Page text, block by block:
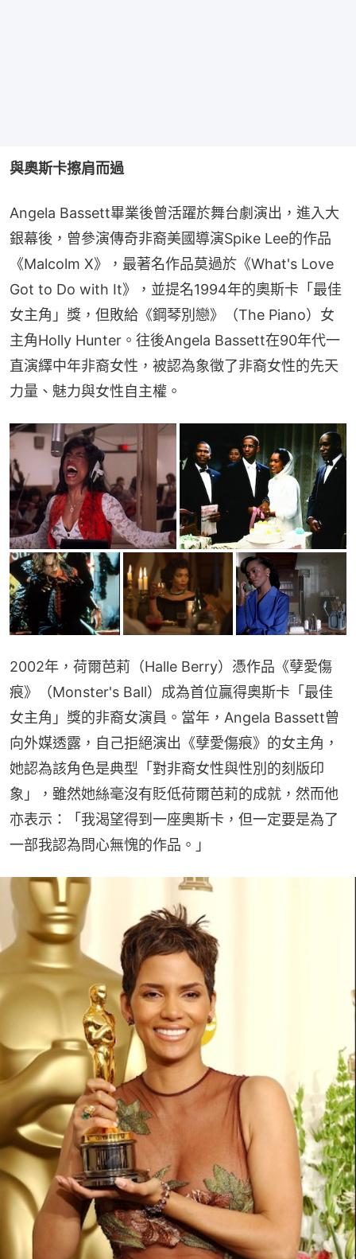
與奧斯卡擦肩而過
Angela Bassett畢業後曾活躍於舞台劇演出，進入大
銀幕後，曾參演傳奇非裔美國導演Spike Lee的作品
《Malcolm X》，最著名作品莫過於《What's Love
Got to Do with It》，並提名1994年的奧斯卡「最佳
女主角」獎，但敗給《鋼琴別戀》（The Piano）女
主角Holly Hunter。往後Angela Bassett在90年代一
直演繹中年非裔女性，被認為象徵了非裔女性的先天
力量、魅力與女性自主權。
2002年，荷爾芭莉（Halle Berry）憑作品《孽愛傷
痕》（Monster's Ball）成為首位贏得奧斯卡「最佳
女主角」獎的非裔女演員。當年，Angela Bassett曾
向外媒透露，自己拒絕演出《孽愛傷痕》的女主角，
她認為該角色是典型「對非裔女性與性別的刻版印
象」，雖然她絲毫沒有貶低荷爾芭莉的成就，然而他
亦表示：「我渴望得到一座奧斯卡，但一定要是為了
一部我認為問心無愧的作品。」